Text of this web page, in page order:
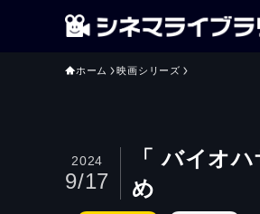
ホーム 映画シリーズ
「 バイオ
め
2024
9/17